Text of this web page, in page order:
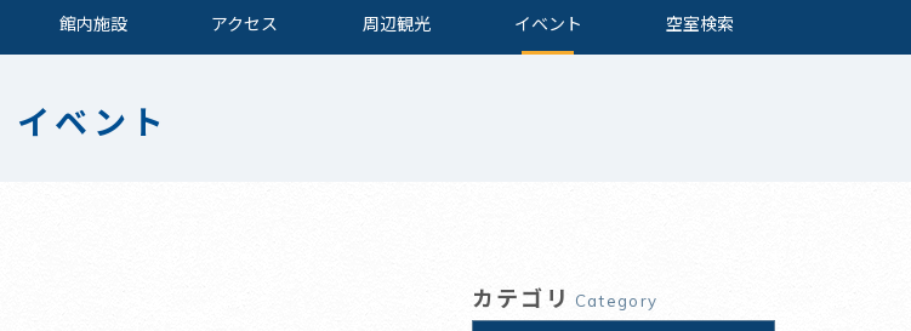
館内施設 アクセス 周辺観光 イベント 空室検索
イベント
カテゴリ Category